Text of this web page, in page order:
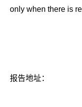
only when there is
报告地址：